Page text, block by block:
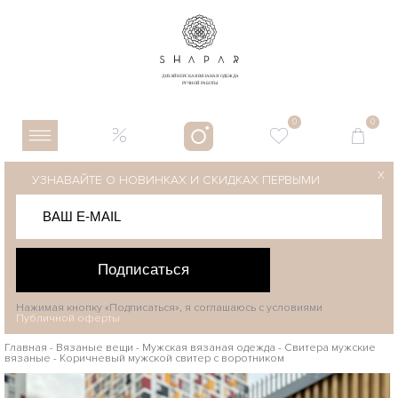
0 0
УЗНАВАЙТЕ О НОВИНКАХ И СКИДКАХ ПЕРВЫМИ
Подписаться
X
Нажимая кнопку «Подписаться», я соглашаюсь с условиями
Публичной оферты
Главная - Вязаные вещи - Мужская вязаная одежда - Свитера мужские
вязаные - Коричневый мужской свитер с воротником